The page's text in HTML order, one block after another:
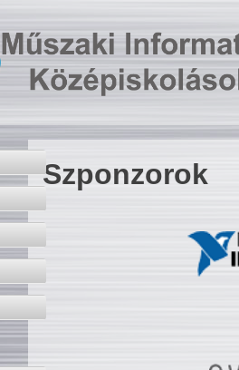
Szponzorok